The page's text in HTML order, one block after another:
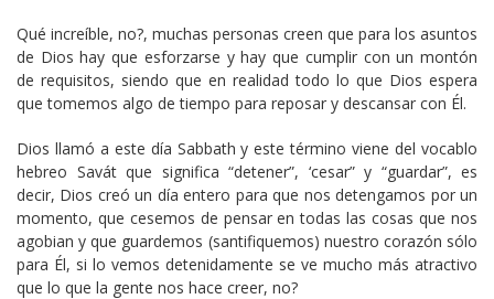
Qué increíble, no?, muchas personas creen que para los asuntos
de Dios hay que esforzarse y hay que cumplir con un montón
de requisitos, siendo que en realidad todo lo que Dios espera
que tomemos algo de tiempo para reposar y descansar con Él.
Dios llamó a este día Sabbath y este término viene del vocablo
hebreo Savát que significa “detener”, ‘cesar” y “guardar”, es
decir, Dios creó un día entero para que nos detengamos por un
momento, que cesemos de pensar en todas las cosas que nos
agobian y que guardemos (santifiquemos) nuestro corazón sólo
para Él, si lo vemos detenidamente se ve mucho más atractivo
que lo que la gente nos hace creer, no?